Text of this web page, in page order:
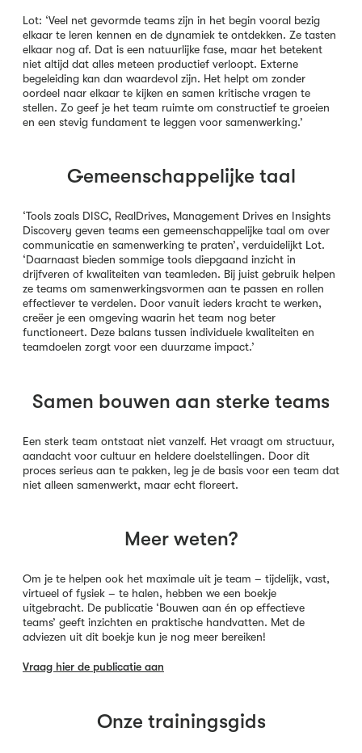
Lot: ‘Veel net gevormde teams zijn in het begin vooral bezig
elkaar te leren kennen en de dynamiek te ontdekken. Ze tasten
elkaar nog af. Dat is een natuurlijke fase, maar het betekent
niet altijd dat alles meteen productief verloopt. Externe
begeleiding kan dan waardevol zijn. Het helpt om zonder
oordeel naar elkaar te kijken en samen kritische vragen te
stellen. Zo geef je het team ruimte om constructief te groeien
en een stevig fundament te leggen voor samenwerking.’
Gemeenschappelijke taal
‘Tools zoals DISC, RealDrives, Management Drives en Insights
Discovery geven teams een gemeenschappelijke taal om over
communicatie en samenwerking te praten’, verduidelijkt Lot.
‘Daarnaast bieden sommige tools diepgaand inzicht in
drijfveren of kwaliteiten van teamleden. Bij juist gebruik helpen
ze teams om samenwerkingsvormen aan te passen en rollen
effectiever te verdelen. Door vanuit ieders kracht te werken,
creëer je een omgeving waarin het team nog beter
functioneert. Deze balans tussen individuele kwaliteiten en
teamdoelen zorgt voor een duurzame impact.’
Samen bouwen aan sterke teams
Een sterk team ontstaat niet vanzelf. Het vraagt om structuur,
aandacht voor cultuur en heldere doelstellingen. Door dit
proces serieus aan te pakken, leg je de basis voor een team dat
niet alleen samenwerkt, maar echt floreert.
Meer weten?
Om je te helpen ook het maximale uit je team – tijdelijk, vast,
virtueel of fysiek – te halen, hebben we een boekje
uitgebracht. De publicatie ‘Bouwen aan én op effectieve
teams’ geeft inzichten en praktische handvatten. Met de
adviezen uit dit boekje kun je nog meer bereiken!
Vraag hier de publicatie aan
Onze trainingsgids